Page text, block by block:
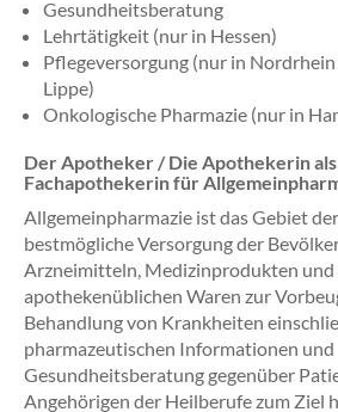
Gesundheitsberatung
Lehrtätigkeit (nur in Hessen)
Pflegeversorgung (nur in
Lippe)
Onkologische Pharmazie (nur in
Der Apotheker / Die Apothekerin
Fachapothekerin für
Allgemeinpharmazie ist das Gebiet
bestmögliche Versorgung der
Arzneimitteln, Medizinprodukten und
apothekenüblichen Waren zur
Behandlung von Krankheiten
pharmazeutischen Informationen und
Gesundheitsberatung gegenüber
Angehörigen der Heilberufe zum Ziel